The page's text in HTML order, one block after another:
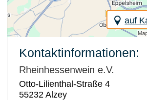
auf
Kontaktinformationen:
Rheinhessenwein e.V.
Otto-Lilienthal-Straße 4
55232 Alzey